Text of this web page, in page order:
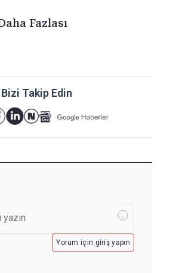
Fazlası
Bizi Takip Edin
Yorum için giriş yapın